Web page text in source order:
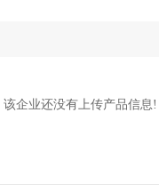
该企业还没有上传产品信息!